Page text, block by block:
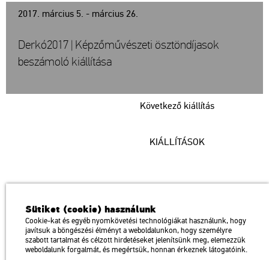
2017. március 5. - március 26.
Következő kiállítás
Derkó2017 | Képzőművészeti ösztöndíjasok
beszámoló kiállítása
KIÁLLÍTÁSOK
a Magyar Művészeti Akadémia intézménye
1146 Budapest, Dózsa György út 37.
Megközelíthető: Millenniumi Földalatti Vasút – Hősök tere megálló
Trolibusz: 75, 79 / Autóbusz: 20, 30, 105
térkép
Sütiket (cookie) használunk
Cookie-kat és egyéb nyomkövetési technológiákat használunk, hogy
javítsuk a böngészési élményt a weboldalunkon, hogy személyre
szabott tartalmat és célzott hirdetéseket jelenítsünk meg, elemezzük
weboldalunk forgalmát, és megértsük, honnan érkeznek látogatóink.